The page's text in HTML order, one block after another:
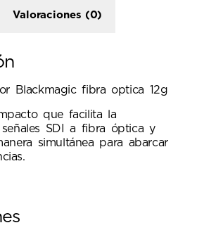
Valoraciones (0)
Blackmagic fibra optica 12g
que facilita la
SDI a fibra óptica y
simultánea para abarcar